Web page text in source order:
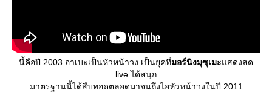
นี้คือปี 2003 อาเบะเป็นหัวหน้าวง เป็นยุคที่มอร์นิงมุซุเมะสดงสด
live ได้สนุก
มาตรฐานนี้ได้สืบทอดตลอดมาจนถึงไอหัวหน้าวงในปี 2011